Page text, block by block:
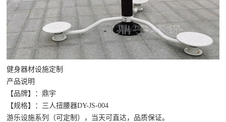
健身器材设施定制
产品说明
【品牌】：鼎宇
【规格】：三人扭腰器DY-JS-004
游乐设施系列（可定制），当天可直达，品质保证。